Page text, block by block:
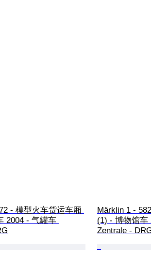
- 模型火车货运车厢
2004 - 气罐车
Märklin 1 -
(1) - 博物馆车
Zentrale -